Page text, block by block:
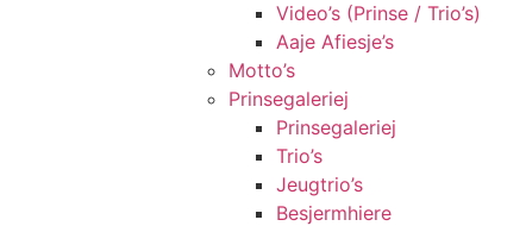
Video’s (Prinse / Trio’s)
Aaje Afiesje’s
Motto’s
Prinsegaleriej
Prinsegaleriej
Trio’s
Jeugtrio’s
Besjermhiere